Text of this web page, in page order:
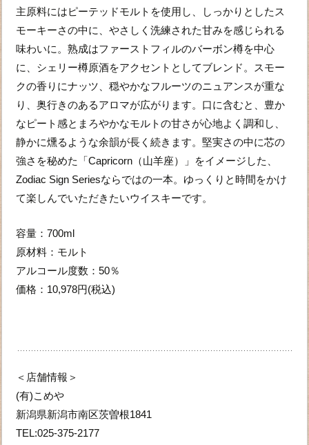
主原料にはピーテッドモルトを使用し、しっかりとしたス
モーキーさの中に、やさしく洗練された甘みを感じられる
味わいに。熟成はファーストフィルのバーボン樽を中心
に、シェリー樽原酒をアクセントとしてブレンド。スモー
クの香りにナッツ、穏やかなフルーツのニュアンスが重な
り、奥行きのあるアロマが広がります。口に含むと、豊か
なピート感とまろやかなモルトの甘さが心地よく調和し、
静かに燻るような余韻が長く続きます。堅実さの中に芯の
強さを秘めた「Capricorn（山羊座）」をイメージした、
Zodiac Sign Seriesならではの一本。ゆっくりと時間をかけ
て楽しんでいただきたいウイスキーです。
容量：700ml
原材料：モルト
アルコール度数：50％
価格：10,978円(税込)
＜店舗情報＞
(有)こめや
新潟県新潟市南区茨曽根1841
TEL:025-375-2177